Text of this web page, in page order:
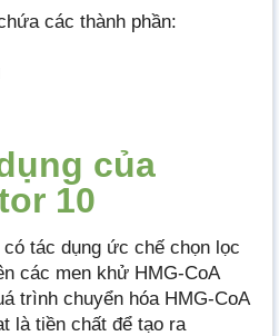
các thành phần:
của
10
tác dụng ức chế chọn lọc
các men khử HMG-CoA
trình chuyển hóa HMG-CoA
là tiền chất để tạo ra